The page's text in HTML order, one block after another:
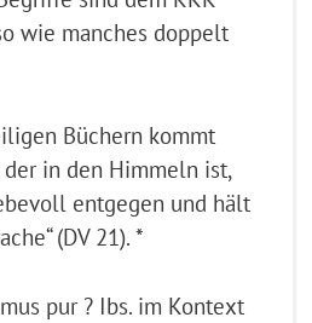
wie manches doppelt
Büchern kommt
der in den Himmeln ist,
entgegen und hält
(DV 21). *
pur ? Ibs. im Kontext